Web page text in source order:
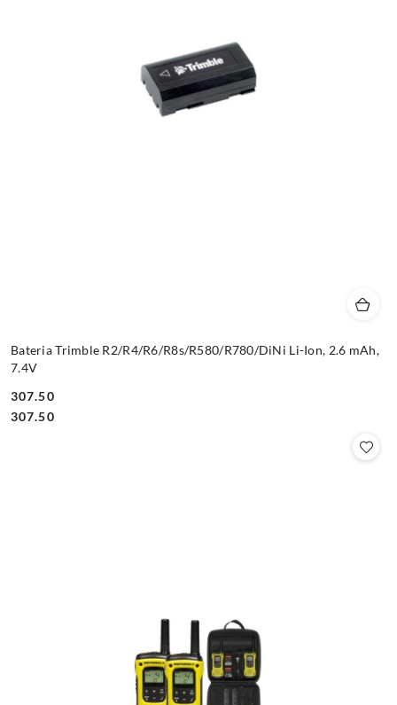
Bateria Trimble R2/R4/R6/R8s/R580/R780/DiNi Li-Ion, 2.6 mAh,
7.4V
Cena:
307.50
Cena:
307.50